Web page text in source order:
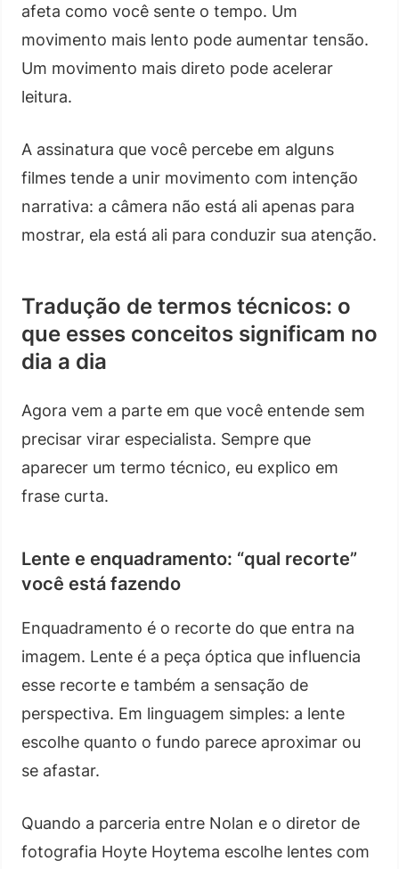
afeta como você sente o tempo. Um
movimento mais lento pode aumentar tensão.
Um movimento mais direto pode acelerar
leitura.
A assinatura que você percebe em alguns
filmes tende a unir movimento com intenção
narrativa: a câmera não está ali apenas para
mostrar, ela está ali para conduzir sua atenção.
Tradução de termos técnicos: o
que esses conceitos significam no
dia a dia
Agora vem a parte em que você entende sem
precisar virar especialista. Sempre que
aparecer um termo técnico, eu explico em
frase curta.
Lente e enquadramento: “qual recorte”
você está fazendo
Enquadramento é o recorte do que entra na
imagem. Lente é a peça óptica que influencia
esse recorte e também a sensação de
perspectiva. Em linguagem simples: a lente
escolhe quanto o fundo parece aproximar ou
se afastar.
Quando a parceria entre Nolan e o diretor de
fotografia Hoyte Hoytema escolhe lentes com